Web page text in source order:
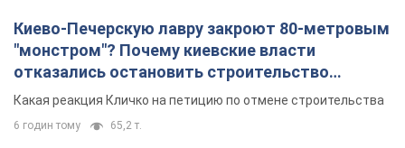
Киево-Печерскую лавру закроют 80-метровым
"монстром"? Почему киевские власти
отказались остановить строительство
небоскреба "московского верующего"
Какая реакция Кличко на петицию по отмене строительства
6 годин тому 65,2 т.